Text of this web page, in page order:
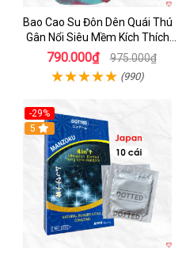
Bao Cao Su Đôn Dên Quái Thú
Gân Nổi Siêu Mềm Kích Thích
Tột Đỉnh
790.000₫ 975.000₫
(990)
-29%
5